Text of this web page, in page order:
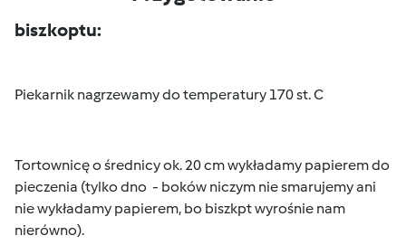
biszkoptu:
Piekarnik nagrzewamy do temperatury 170 st. C
Tortownicę o średnicy ok. 20 cm wykładamy papierem do
pieczenia (tylko dno - boków niczym nie smarujemy ani
nie wykładamy papierem, bo biszkpt wyrośnie nam
nierówno).